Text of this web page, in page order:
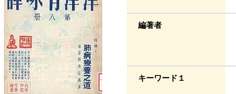
編著者
キーワード１